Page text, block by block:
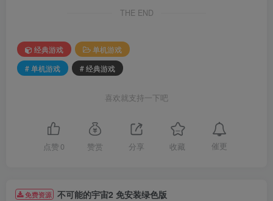
THE END
经典游戏
单机游戏
# 单机游戏
# 经典游戏
喜欢就支持一下吧
点赞 0 赞赏 分享 收藏 催更
免费资源 不可能的宇宙2 免安装绿色版